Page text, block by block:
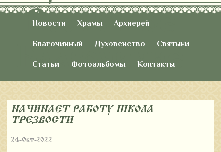
Восточное
Благочиние
Новости Храмы
Архиерей
Благочинный
Духовенство
Святыни
Статьи
Фотоальбомы Контакты
НАЧИНАЕТ РАБОТУ ШКОЛА
ТРЕЗВОСТИ
24-Окт-2022